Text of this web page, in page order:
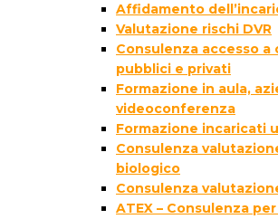
Affidamento
Valutazione rischi DVR
Consulenza accesso
pubblici e privati
Formazione in aula,
videoconferenza
Formazione incaricati
Consulenza
biologico
Consulenza
ATEX – Consulenza